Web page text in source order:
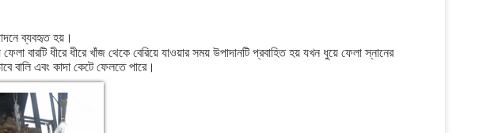
ব্যবহৃত হয়।
বারটি ধীরে ধীরে খাঁজ থেকে বেরিয়ে যাওয়ার সময় উপাদানটি প্রবাহিত হয় যখন ধুয়ে ফেলা স্নানের
বালি এবং কাদা কেটে ফেলতে পারে।